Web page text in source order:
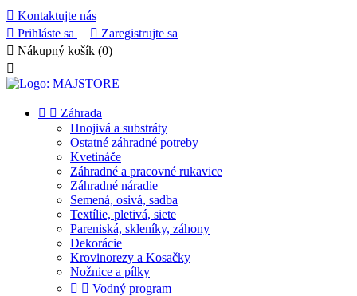
 Kontaktujte nás
 Prihláste sa  Zaregistrujte sa
 Nákupný košík (0)

  Záhrada
Hnojivá a substráty
Ostatné záhradné potreby
Kvetináče
Záhradné a pracovné rukavice
Záhradné náradie
Semená, osivá, sadba
Textílie, pletivá, siete
Pareniská, skleníky, záhony
Dekorácie
Krovinorezy a Kosačky
Nožnice a pílky
  Vodný program